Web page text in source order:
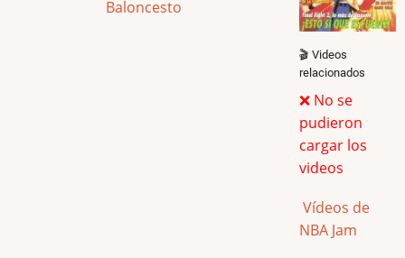
Baloncesto
🎬 Videos
relacionados
❌ No se
pudieron
cargar los
videos
Vídeos de
NBA Jam